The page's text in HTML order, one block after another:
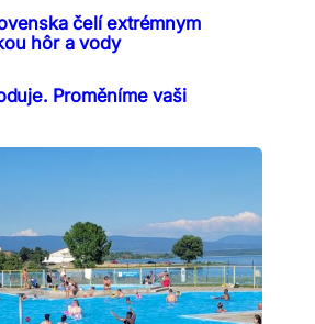
čelí extrémnym
hôr a vody
Proměníme vaši